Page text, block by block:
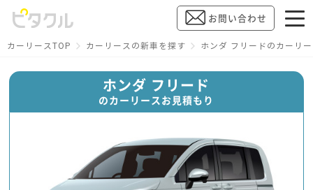
お問い合わせ
カーリースTOP カーリースの新車を探す ホンダ フリードのカーリ
ホンダ フリード
のカーリースお見積もり